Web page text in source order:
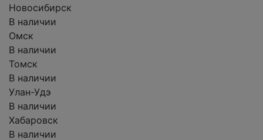
Новосибирск
В наличии
Омск
В наличии
Томск
В наличии
Улан-Удэ
В наличии
Хабаровск
В наличии